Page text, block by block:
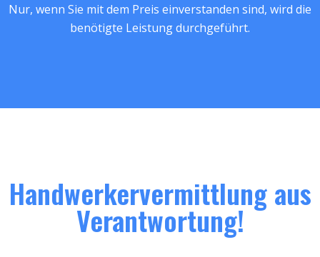
Nur, wenn Sie mit dem Preis einverstanden sind, wird die
benötigte Leistung durchgeführt.
Handwerkervermittlung aus
Verantwortung!